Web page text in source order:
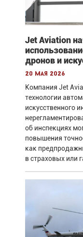
Jet Aviation
дронов и
20 мая 2026
Компания Jet
технологии
искусственного
об инспекциях
повышения
как
в страховых или